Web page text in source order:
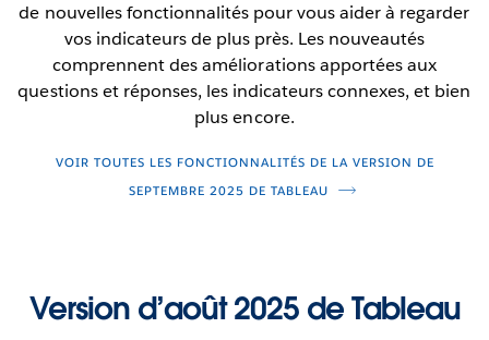
de nouvelles fonctionnalités pour vous aider à regarder
vos indicateurs de plus près. Les nouveautés
comprennent des améliorations apportées aux
questions et réponses, les indicateurs connexes, et bien
plus encore.
VOIR TOUTES LES FONCTIONNALITÉS DE LA VERSION DE
SEPTEMBRE 2025 DE TABLEAU
Version d’août 2025 de Tableau